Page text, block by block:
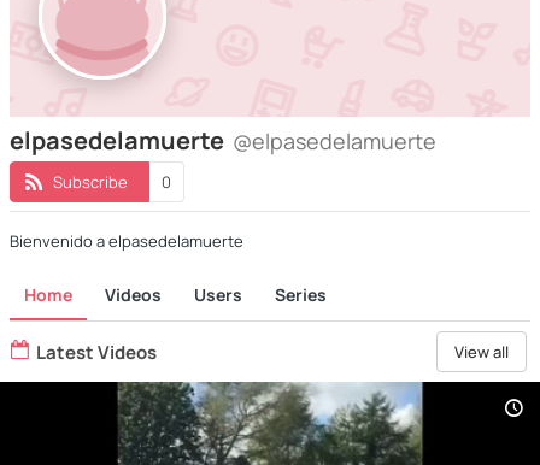
elpasedelamuerte @elpasedelamuerte
Subscribe 0
Bienvenido a elpasedelamuerte
Home Videos Users Series
Latest Videos View all